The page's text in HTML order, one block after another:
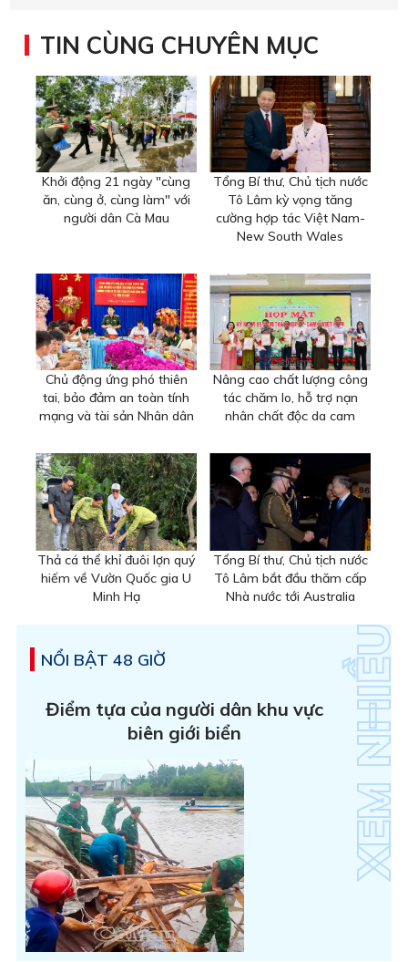
TIN CÙNG CHUYÊN MỤC
Khởi động 21 ngày "cùng
ăn, cùng ở, cùng làm" với
người dân Cà Mau
Tổng Bí thư, Chủ tịch nước
Tô Lâm kỳ vọng tăng
cường hợp tác Việt Nam-
New South Wales
Chủ động ứng phó thiên
tai, bảo đảm an toàn tính
mạng và tài sản Nhân dân
Nâng cao chất lượng công
tác chăm lo, hỗ trợ nạn
nhân chất độc da cam
Thả cá thể khỉ đuôi lợn quý
hiếm về Vườn Quốc gia U
Minh Hạ
Tổng Bí thư, Chủ tịch nước
Tô Lâm bắt đầu thăm cấp
Nhà nước tới Australia
NỔI BẬT 48 GIỜ
Điểm tựa của người dân khu vực
biên giới biển